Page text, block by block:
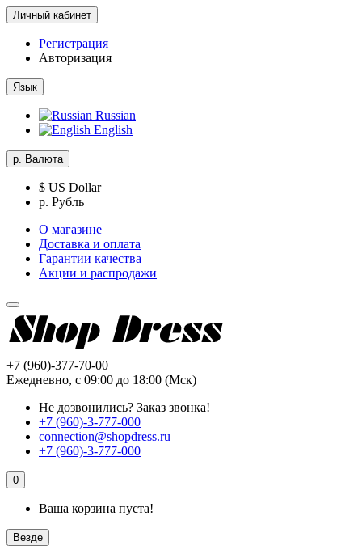
Личный кабинет
Регистрация
Авторизация
Язык
Russian
English
р. Валюта
$ US Dollar
р. Рубль
О магазине
Доставка и оплата
Гарантии качества
Акции и распродажи
+7 (960)-377-70-00
Ежедневно, с 09:00 до 18:00 (Мск)
Не дозвонились? Заказ звонка!
+7 (960)-3-777-000
connection@shopdress.ru
+7 (960)-3-777-000
0
Ваша корзина пуста!
Везде